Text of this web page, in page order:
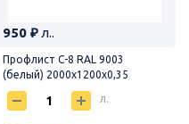
950 ₽ л..
Профлист С-8 RAL 9003
(белый) 2000х1200х0,35
л.